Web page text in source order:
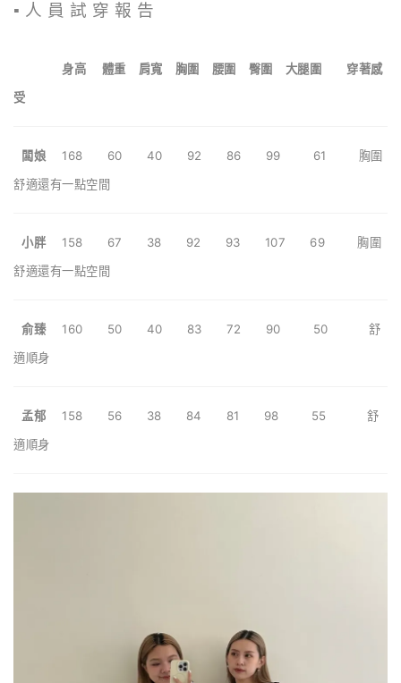
▪️ 人 員 試 穿 報 告
身高 體重 肩寬 胸圍 腰圍 臀圍 大腿圍 穿著感
受
闆娘 168 60 40 92 86 99 61 胸圍
舒適還有一點空間
小胖
158 67 38 92 93 107 69 胸圍
舒適還有一點空間
俞臻160 50 40 83 72 90 50 舒
適順身
孟郁 158 56 38 84 81 98 55
舒
適順身